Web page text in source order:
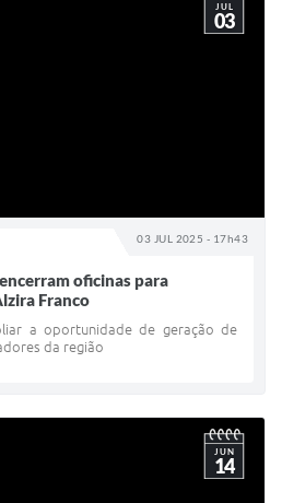
03 JUL 2025 - 17h43
JUL
03
oficinas para
Franco
a oportunidade de geração de
da região
JUN
14